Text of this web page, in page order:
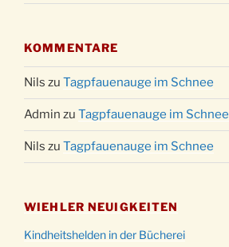
KOMMENTARE
Nils zu Tagpfauenauge im Schnee
Admin zu Tagpfauenauge im Schnee
Nils zu Tagpfauenauge im Schnee
WIEHLER NEUIGKEITEN
Kindheitshelden in der Bücherei